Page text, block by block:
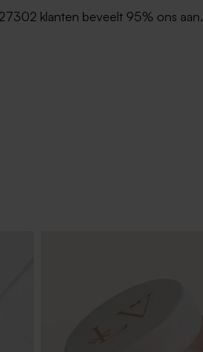
klanten beveelt 95% ons aan.